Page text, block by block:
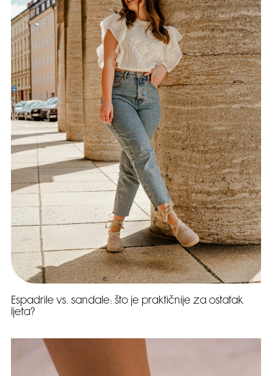
Espadrile vs. sandale: što je praktičnije za ostatak
ljeta?